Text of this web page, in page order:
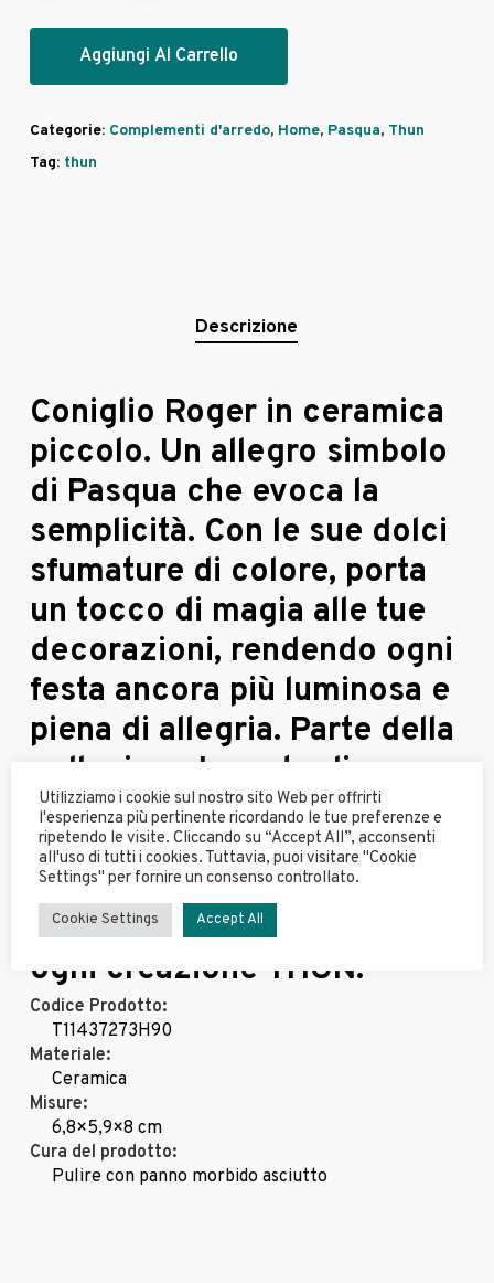
Aggiungi Al Carrello
Categorie: Complementi d'arredo, Home, Pasqua, Thun
Tag: thun
Descrizione
Coniglio Roger in ceramica
piccolo. Un allegro simbolo
di Pasqua che evoca la
semplicità. Con le sue dolci
sfumature di colore, porta
un tocco di magia alle tue
decorazioni, rendendo ogni
festa ancora più luminosa e
piena di allegria. Parte della
collezione Incanto di
Pasqua, questo oggetto in
ceramica dipinta a mano
rappresenta l’unicità e la
cura dei dettagli tipica di
ogni creazione THUN.
Codice Prodotto:
T11437273H90
Materiale:
Ceramica
Misure:
6,8×5,9×8 cm
Cura del prodotto:
Pulire con panno morbido asciutto
Utilizziamo i cookie sul nostro sito Web per offrirti
l'esperienza più pertinente ricordando le tue preferenze e
ripetendo le visite. Cliccando su “Accept All”, acconsenti
all'uso di tutti i cookies. Tuttavia, puoi visitare "Cookie
Settings" per fornire un consenso controllato.
Cookie Settings Accept All